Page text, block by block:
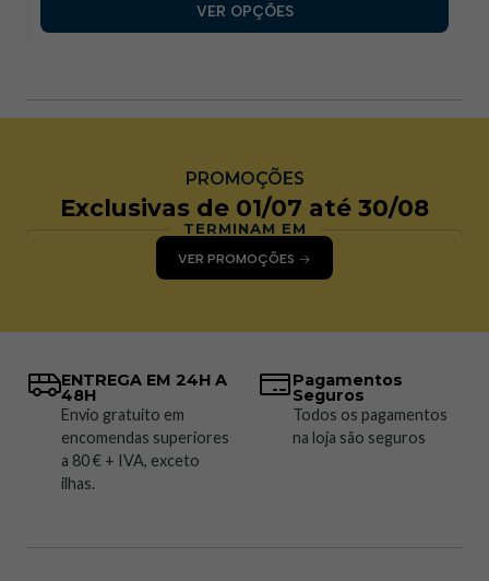
VER OPÇÕES
PROMOÇÕES
Exclusivas de 01/07 até 30/08
TERMINAM EM
VER PROMOÇÕES
ENTREGA EM 24H A
48H
Envio gratuito em
encomendas superiores
a 80 € + IVA, exceto
ilhas.
Pagamentos
Seguros
Todos os pagamentos
na loja são seguros